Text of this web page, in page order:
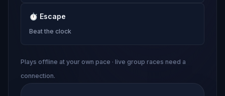
⏱ Escape
Beat the clock
Plays offline at your own pace · live group races need a
connection.